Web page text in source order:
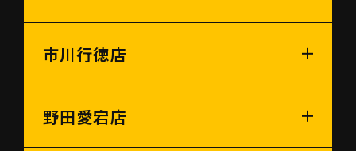
市川行徳店
野田愛宕店